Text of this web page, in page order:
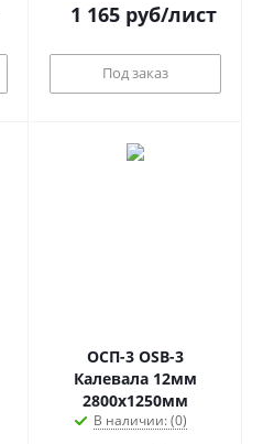
1 165руб/лист
Под заказ
ОСП-3 OSB-3
Калевала 12мм
2800х1250мм
В наличии: (0)